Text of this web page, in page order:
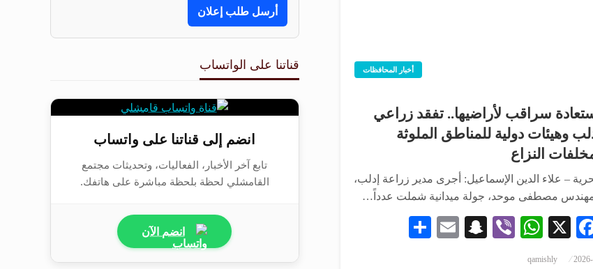
أخبار المحافظات
سراقب لأراضيها.. تفقد زراعي
وهيئات دولية للمناطق الملوثة
النزاع
– علاء الدين الإسماعيل: أجرى مدير زراعة إدلب،
مصطفى موحد، جولة ميدانية شملت عدداً…
Facebook
X
WhatsApp
Viber
Snapchat
Email
qamishly
أرسل طلب إعلان
قناتنا على الواتساب
انضم إلى قناتنا على واتساب
تابع آخر الأخبار، الفعاليات، وتحديثات مجتمع
القامشلي لحظة بلحظة مباشرة على هاتفك.
انضم الآن